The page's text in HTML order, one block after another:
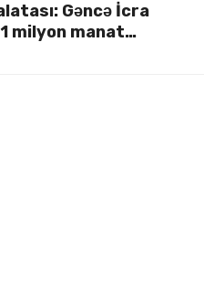
Gəncə İcra
milyon manat